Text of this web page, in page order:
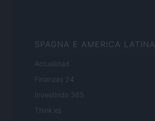
SPAGNA E AMERICA LATINA
Actualidad
Finanzas 24
Investindo 365
Think.es